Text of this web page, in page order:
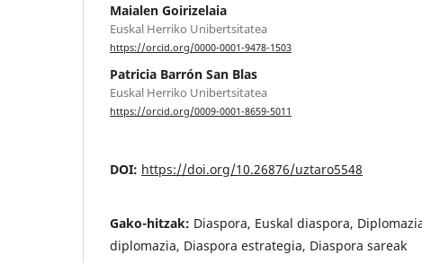
Maialen Goirizelaia
Euskal Herriko Unibertsitatea
https://orcid.org/0000-0001-9478-1503
Patricia Barrón San Blas
Euskal Herriko Unibertsitatea
https://orcid.org/0009-0001-8659-5011
DOI: https://doi.org/10.26876/uztaro5548
Gako-hitzak: Diaspora, Euskal diaspora,
diplomazia, Diaspora estrategia, Diaspora sareak